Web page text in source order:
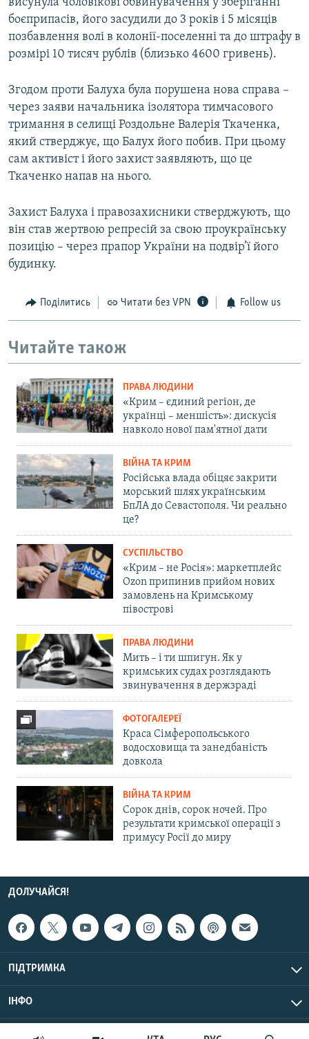
висунула чоловікові обвинувачення у зберіганні
боєприпасів, його засудили до 3 років і 5 місяців
позбавлення волі в колонії-поселенні та до штрафу в
розмірі 10 тисяч рублів (близько 4600 гривень).
Згодом проти Балуха була порушена нова справа –
через заяви начальника ізолятора тимчасового
тримання в селищі Роздольне Валерія Ткаченка,
який стверджує, що Балух його побив. При цьому
сам активіст і його захист заявляють, що це
Ткаченко напав на нього.
Захист Балуха і правозахисники стверджують, що
він став жертвою репресій за свою проукраїнську
позицію – через прапор України на подвір’ї його
будинку.
Поділитись Читати без VPN Follow us
Читайте також
ПРАВА ЛЮДИНИ
«Крим – єдиний регіон, де
українці – меншість»: дискусія
навколо нової пам'ятної дати
ВІЙНА ТА КРИМ
Російська влада обіцяє закрити
морський шлях українським
БпЛА до Севастополя. Чи реально
це?
СУСПІЛЬСТВО
«Крим – не Росія»: маркетплейс
Ozon припинив прийом нових
замовлень на Кримському
півострові
ПРАВА ЛЮДИНИ
Мить – і ти шпигун. Як у
кримських судах розглядають
звинувачення в держзраді
ФОТОГАЛЕРЕЇ
Краса Сімферопольського
водосховища та занедбаність
довкола
ВІЙНА ТА КРИМ
Сорок днів, сорок ночей. Про
результати кримської операції з
примусу Росії до миру
ДОЛУЧАЙСЯ!
ПІДТРИМКА
ІНФО